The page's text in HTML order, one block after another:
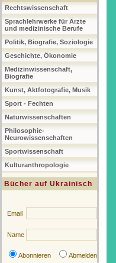
Rechtswissenschaft
Sprachlehrwerke für Ärzte
und medizinische Berufe
Politik, Biografie, Soziologie
Geschichte, Ökonomie
Medizinwissenschaft,
Biografie
Kunst, Aktfotografie, Musik
Sport - Fechten
Naturwissenschaften
Philosophie-
Neurowissenschaften
Sportwissenschaft
Kulturanthropologie
Bücher auf Ukrainisch
Email
Name
Abonnieren Abmelden